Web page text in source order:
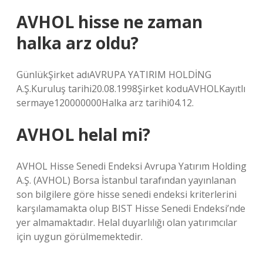
AVHOL hisse ne zaman
halka arz oldu?
GünlükŞirket adıAVRUPA YATIRIM HOLDİNG
A.Ş.Kuruluş tarihi20.08.1998Şirket koduAVHOLKayıtlı
sermaye120000000Halka arz tarihi04.12.
AVHOL helal mi?
AVHOL Hisse Senedi Endeksi Avrupa Yatırım Holding
A.Ş. (AVHOL) Borsa İstanbul tarafından yayınlanan
son bilgilere göre hisse senedi endeksi kriterlerini
karşılamamakta olup BIST Hisse Senedi Endeksi’nde
yer almamaktadır. Helal duyarlılığı olan yatırımcılar
için uygun görülmemektedir.